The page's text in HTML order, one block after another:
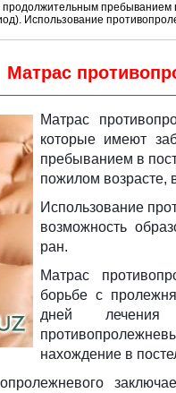
пребыванием
Использование
Матрас
Матрас
которые имеют
пребыванием в
пожилом возрасте,
Использование
возможность
ран.
Матрас
борьбе с
дней
нахождение в